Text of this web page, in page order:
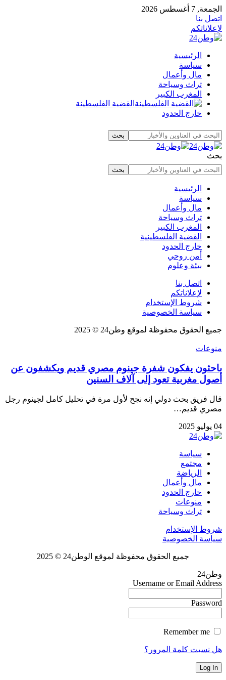
الجمعة, 7 أغسطس 2026
اتصل بنا
لإعلاناتكم
الرئيسية
سياسة
مال وأعمال
تراث وسياحة
المغرب الكبير
القضية الفلسطينة
خارج الحدود
بحث
الرئيسية
سياسة
مال وأعمال
تراث وسياحة
المغرب الكبير
القضية الفلسطينية
خارج الحدود
أمن روحي
بيئة وعلوم
اتصل بنا
لإعلاناتكم
شروط الإستخدام
سياسة الخصوصية
جميع الحقوق محفوظة لموقع وطن24 © 2025
منوعات
باحثون يفكون شفرة جينوم مصري قديم ويكشفون عن
أصول مغربية تعود إلى آلاف السنين
قال فريق بحث دولي إنه نجح لأول مرة في تحليل كامل لجينوم رجل
مصري قديم…
04 يوليو 2025
سياسة
مجتمع
الرياضة
مال وأعمال
خارج الحدود
منوعات
تراث وسياحة
شروط الإستخدام
سياسة الخصوصية
جميع الحقوق محفوظة لموقع الوطن24 © 2025
وطن24
Username or Email Address
Password
هل نسيت كلمة المرور؟